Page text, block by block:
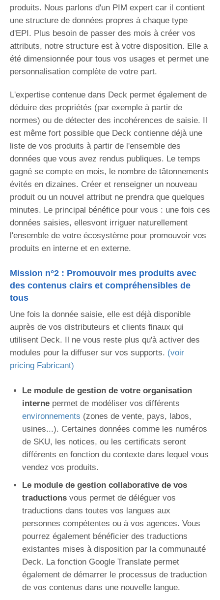
produits. Nous parlons d'un PIM expert car il contient
une structure de données propres à chaque type
d'EPI. Plus besoin de passer des mois à créer vos
attributs, notre structure est à votre disposition. Elle a
été dimensionnée pour tous vos usages et permet une
personnalisation complète de votre part.
L'expertise contenue dans Deck permet également de
déduire des propriétés (par exemple à partir de
normes) ou de détecter des incohérences de saisie. Il
est même fort possible que Deck contienne déjà une
liste de vos produits à partir de l'ensemble des
données que vous avez rendus publiques. Le temps
gagné se compte en mois, le nombre de tâtonnements
évités en dizaines. Créer et renseigner un nouveau
produit ou un nouvel attribut ne prendra que quelques
minutes. Le principal bénéfice pour vous : une fois ces
données saisies, ellesvont irriguer naturellement
l'ensemble de votre écosystème pour promouvoir vos
produits en interne et en externe.
Mission n°2 : Promouvoir mes produits avec
des contenus clairs et compréhensibles de
tous
Une fois la donnée saisie, elle est déjà disponible
auprès de vos distributeurs et clients finaux qui
utilisent Deck. Il ne vous reste plus qu'à activer des
modules pour la diffuser sur vos supports. (voir
pricing Fabricant)
Le module de gestion de votre organisation
interne permet de modéliser vos différents
environnements (zones de vente, pays, labos,
usines...). Certaines données comme les numéros
de SKU, les notices, ou les certificats seront
différents en fonction du contexte dans lequel vous
vendez vos produits.
Le module de gestion collaborative de vos
traductions vous permet de déléguer vos
traductions dans toutes vos langues aux
personnes compétentes ou à vos agences. Vous
pourrez également bénéficier des traductions
existantes mises à disposition par la communauté
Deck. La fonction Google Translate permet
également de démarrer le processus de traduction
de vos contenus dans une nouvelle langue.